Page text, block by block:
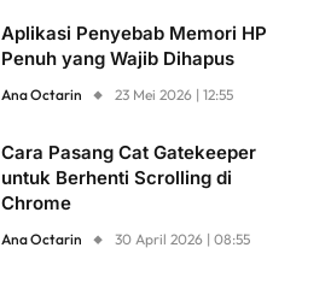
Aplikasi Penyebab Memori HP
Penuh yang Wajib Dihapus
Ana Octarin 23 Mei 2026 | 12:55
Cara Pasang Cat Gatekeeper
untuk Berhenti Scrolling di
Chrome
Ana Octarin 30 April 2026 | 08:55